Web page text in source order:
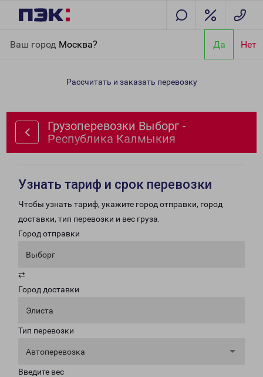
Ваш город Москва? Да Нет
Калмыкия
Рассчитать и заказать перевозку
Грузоперевозки Выборг -
Республика Калмыкия
Узнать тариф и срок перевозки
Чтобы узнать тариф, укажите город отправки, город
доставки, тип перевозки и вес груза.
Город отправки
Выборг
⇄
Город доставки
Элиста
Тип перевозки
Автоперевозка
Введите вес